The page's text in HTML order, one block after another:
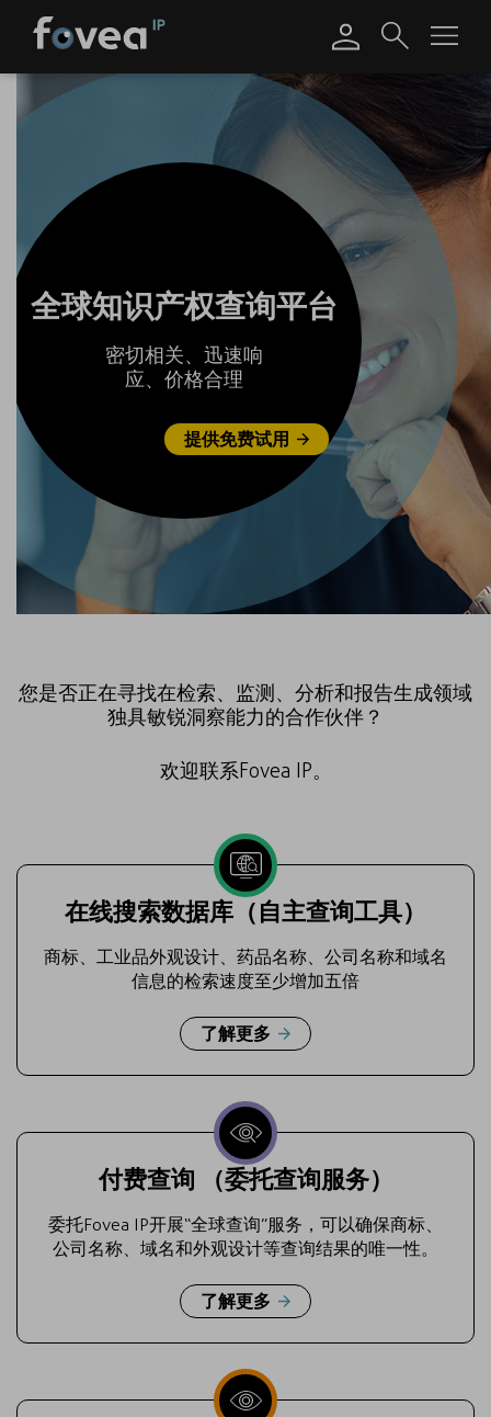
Skip
全球知识产权查询平台
密切相关、迅速响
应、价格合理
提供免费试用
您是否正在寻找在检索、监测、分析和报告生成领域
独具敏锐洞察能力的合作伙伴？
欢迎联系Fovea IP。
在线搜索数据库（自主查询工具）
商标、工业品外观设计、药品名称、公司名称和域名
信息的检索速度至少增加五倍
了解更多
付费查询 （委托查询服务）
委托Fovea IP开展“全球查询”服务，可以确保商标、
公司名称、域名和外观设计等查询结果的唯一性。
了解更多